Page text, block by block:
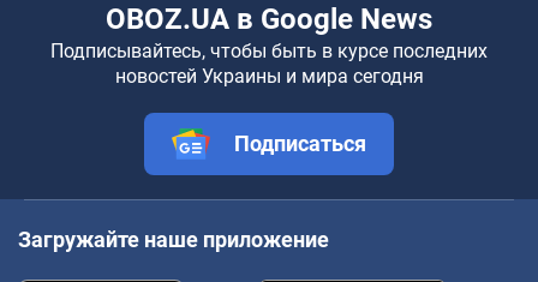
OBOZ.UA в Google News
Подписывайтесь, чтобы быть в курсе последних
новостей Украины и мира сегодня
Подписаться
Загружайте наше приложение